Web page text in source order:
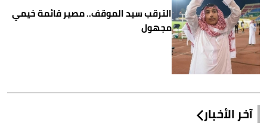
الترقب سيد الموقف.. مصير قائمة خيمي
مجهول
آخر الأخبار